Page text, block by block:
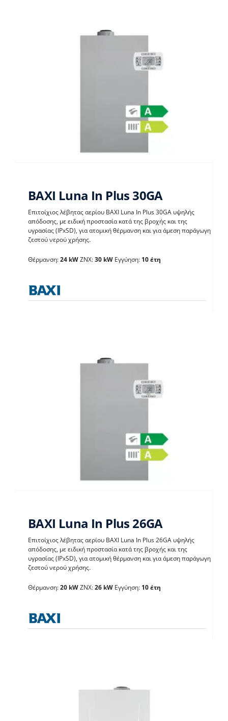
BAXI Luna In Plus
30GA
BAXI Luna In Plus 30GA
Επιτοίχιος λέβητας αερίου BAXI Luna In Plus 30GA υψηλής
απόδοσης, με ειδική προστασία κατά της βροχής και της
υγρασίας (IPxSD), για ατομική θέρμανση και για άμεση παράγωγη
ζεστού νερού χρήσης.
Θέρμανση:24 kWΖΝΧ:30 kWΕγγύηση: 10 έτη
BAXI Luna In Plus
26GA
BAXI Luna In Plus 26GA
Επιτοίχιος λέβητας αερίου BAXI Luna In Plus 26GA υψηλής
απόδοσης, με ειδική προστασία κατά της βροχής και της
υγρασίας (IPxSD), για ατομική θέρμανση και για άμεση παράγωγη
ζεστού νερού χρήσης.
Θέρμανση:20 kWΖΝΧ:26 kWΕγγύηση: 10 έτη